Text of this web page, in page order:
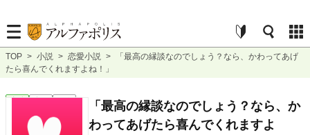
TOP > 小説 > 恋愛小説 >
「最高の縁談なのでしょう？なら、かわってあげ
たら喜んでくれますよね！」
恋愛 完結 短編
「最高の縁談なのでしょう？なら、か
わってあげたら喜んでくれますよ